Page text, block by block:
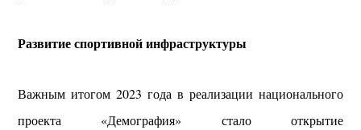
Развитие спортивной инфраструктуры
Важным итогом 2023 года в реализации национального
проекта «Демография» стало открытие